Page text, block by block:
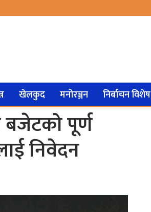
खेलकुद मनोरञ्जन निर्बाचन विशेष
पूर्ण
निवेदन